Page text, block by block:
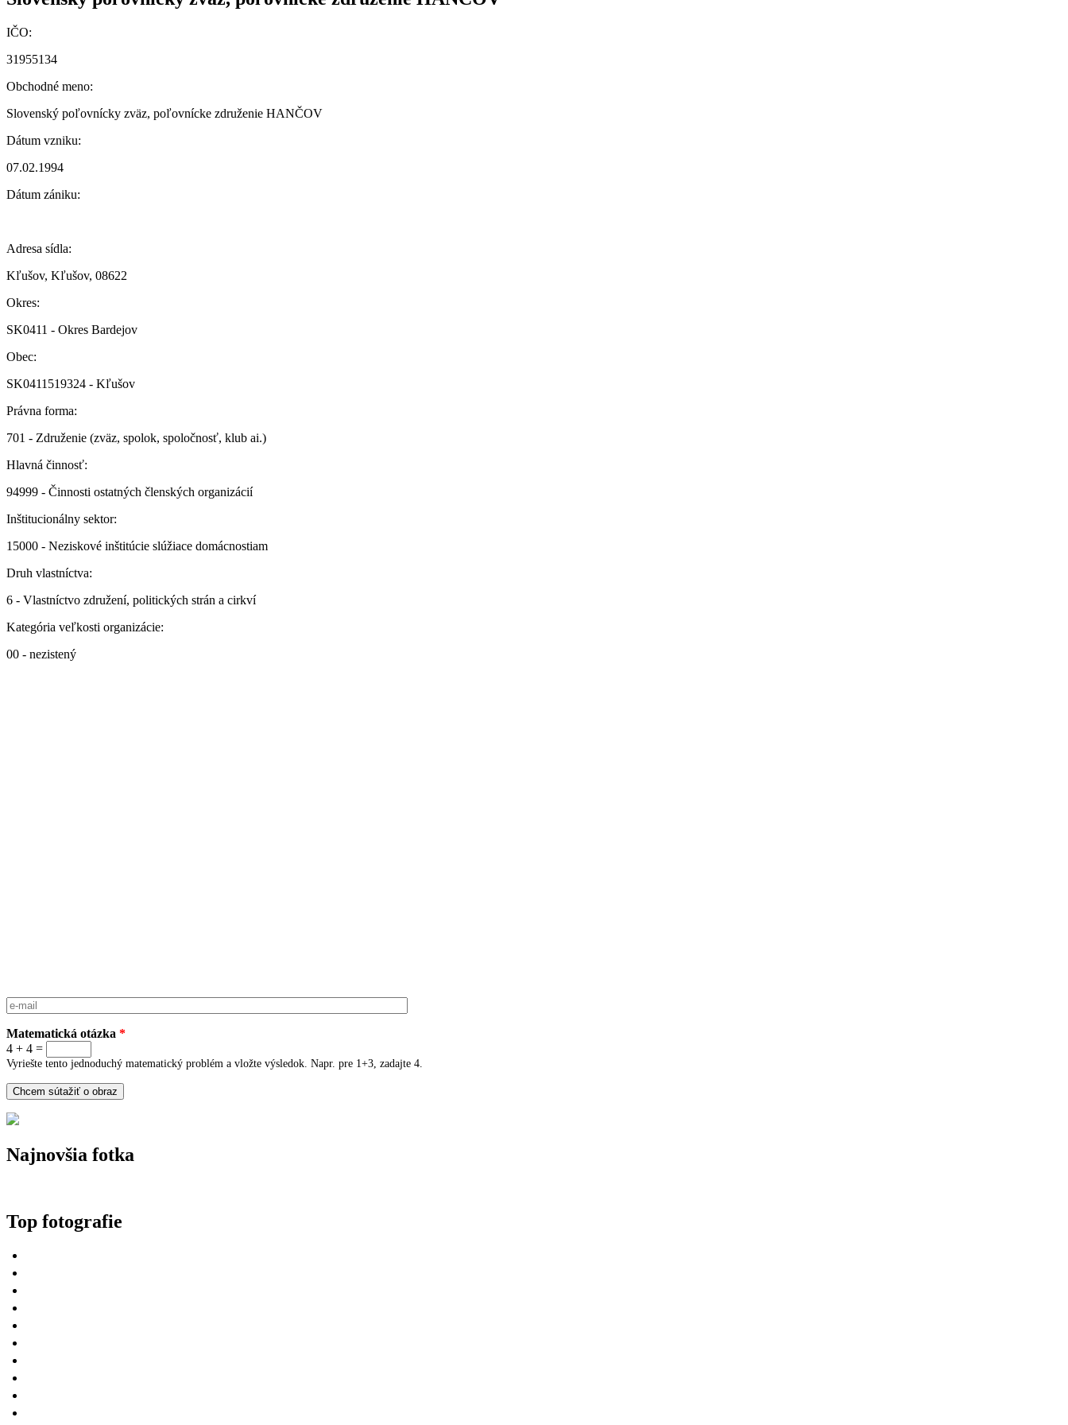
IČO:
31955134
Obchodné meno:
Slovenský poľovnícky zväz, poľovnícke združenie HANČOV
Dátum vzniku:
07.02.1994
Dátum zániku:
Adresa sídla:
Kľušov, Kľušov, 08622
Okres:
SK0411 - Okres Bardejov
Obec:
SK0411519324 - Kľušov
Právna forma:
701 - Združenie (zväz, spolok, spoločnosť, klub ai.)
Hlavná činnosť:
94999 - Činnosti ostatných členských organizácií
Inštitucionálny sektor:
15000 - Neziskové inštitúcie slúžiace domácnostiam
Druh vlastníctva:
6 - Vlastníctvo združení, politických strán a cirkví
Kategória veľkosti organizácie:
00 - nezistený
E-mail
Matematická otázka *
4 + 4 =
Vyriešte tento jednoduchý matematický problém a vložte výsledok. Napr. pre 1+3, zadajte 4.
Najnovšia fotka
Top fotografie